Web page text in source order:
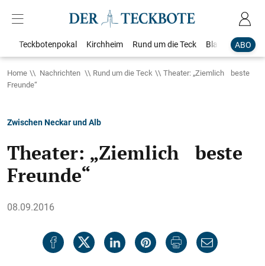
ABO
Teckbotenpokal Kirchheim Rund um die Teck Blaulicht
Home Nachrichten Rund um die Teck
Theater: „Ziemlich beste
Freunde“
Zwischen Neckar und Alb
Theater: „Ziemlich beste
Freunde“
08.09.2016